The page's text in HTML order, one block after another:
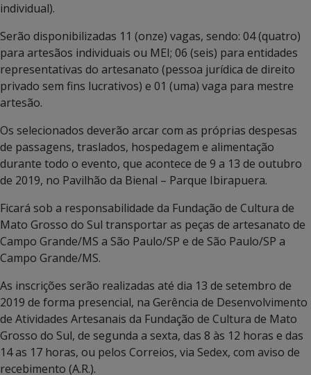
individual).
Serão disponibilizadas 11 (onze) vagas, sendo: 04 (quatro)
para artesãos individuais ou MEI; 06 (seis) para entidades
representativas do artesanato (pessoa jurídica de direito
privado sem fins lucrativos) e 01 (uma) vaga para mestre
artesão.
Os selecionados deverão arcar com as próprias despesas
de passagens, traslados, hospedagem e alimentação
durante todo o evento, que acontece de 9 a 13 de outubro
de 2019, no Pavilhão da Bienal – Parque Ibirapuera.
Ficará sob a responsabilidade da Fundação de Cultura de
Mato Grosso do Sul transportar as peças de artesanato de
Campo Grande/MS a São Paulo/SP e de São Paulo/SP a
Campo Grande/MS.
As inscrições serão realizadas até dia 13 de setembro de
2019 de forma presencial, na Gerência de Desenvolvimento
de Atividades Artesanais da Fundação de Cultura de Mato
Grosso do Sul, de segunda a sexta, das 8 às 12 horas e das
14 as 17 horas, ou pelos Correios, via Sedex, com aviso de
recebimento (A.R.).